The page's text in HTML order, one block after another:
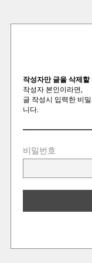
작성자만 글을 삭제할
작성자 본인이라면,
글 작성시 입력한 비
니다.
비밀번호